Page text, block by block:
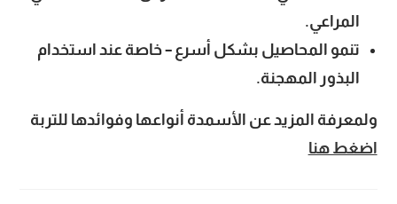
المراعي.
تنمو المحاصيل بشكل أسرع – خاصة عند استخدام
البذور المهجنة.
ولمعرفة المزيد عن الأسمدة أنواعها وفوائدها للتربة
اضغط هنا